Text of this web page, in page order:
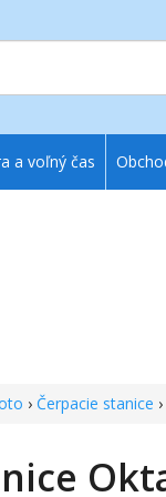
› Čerpacie stanice
a voľný čas